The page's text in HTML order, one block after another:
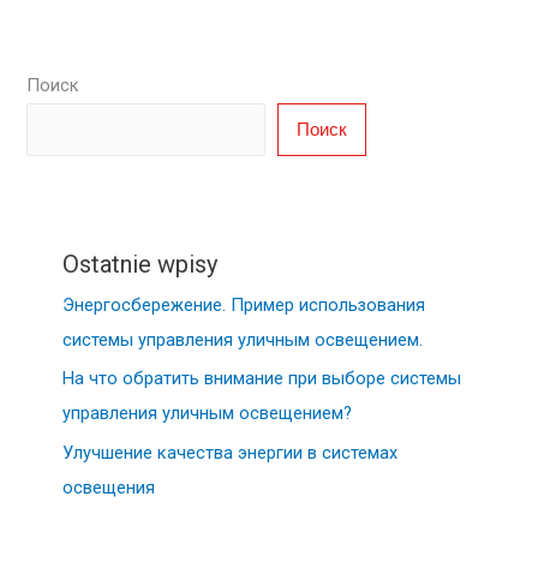
Поиск
Поиск
Ostatnie wpisy
Энергосбережение. Пример использования
системы управления уличным освещением.
На что обратить внимание при выборе системы
управления уличным освещением?
Улучшение качества энергии в системах
освещения